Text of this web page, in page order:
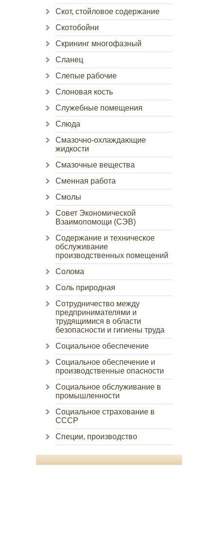
Скот, стойловое содержание
Скотобойни
Скрининг многофазный
Сланец
Слепые рабочие
Слоновая кость
Служебные помещения
Слюда
Смазочно-охлаждающие
жидкости
Смазочные вещества
Сменная работа
Смолы
Совет Экономической
Взаимопомощи (СЭВ)
Содержание и техническое
обслуживание
производственных помещений
Солома
Соль природная
Сотрудничество между
предпринимателями и
трудящимися в области
безопасности и гигиены труда
Социальное обеспечение
Социальное обеспечение и
производственные опасности
Социальное обслуживание в
промышленности
Социальное страхование в
СССР
Специи, производство